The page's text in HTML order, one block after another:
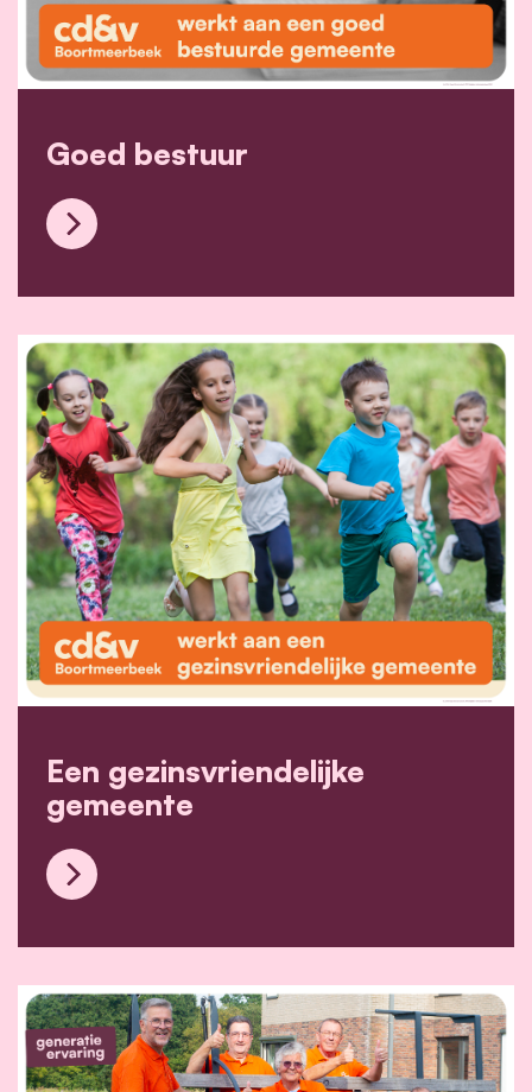
Goed bestuur
Goed bestuur
Een gezinsvriendelijke
gemeente
Een gezinsvriendelijke gemeente